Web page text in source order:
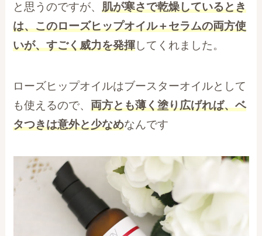
と思うのですが、肌が寒さで乾燥しているとき
は、このローズヒップオイル＋セラムの両方使
いが、すごく威力を発揮してくれました。
ローズヒップオイルはブースターオイルとして
も使えるので、両方とも薄く塗り広げれば、ベ
タつきは意外と少なめなんです